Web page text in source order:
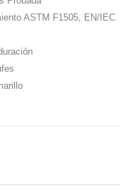
ASTM F1505, EN/IEC